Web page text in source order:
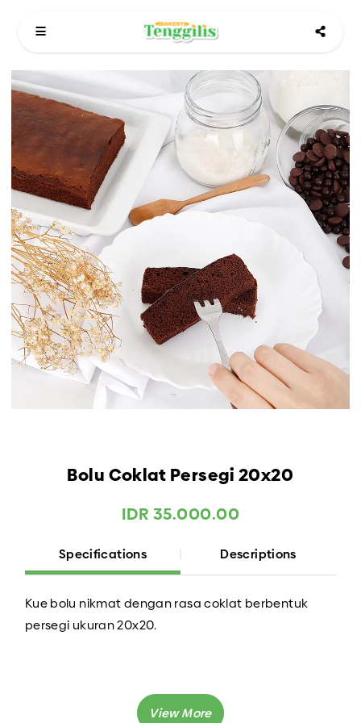
Bolu Coklat Persegi 20x20
IDR 35.000.00
Specifications Descriptions
Kue bolu nikmat dengan rasa coklat berbentuk
persegi ukuran 20x20.